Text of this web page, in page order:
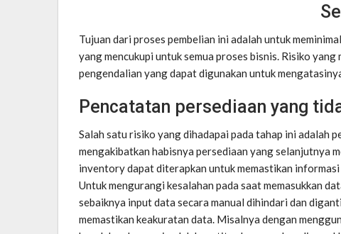
Tujuan dari proses pembelian ini adalah untuk
yang mencukupi untuk semua proses bisnis. Risiko
pengendalian yang dapat digunakan untuk
Pencatatan persediaan yang
Salah satu risiko yang dihadapai pada tahap ini adalah
mengakibatkan habisnya persediaan yang selanjutnya
inventory dapat diterapkan untuk memastikan
Untuk mengurangi kesalahan pada saat memasukkan
sebaiknya input data secara manual dihindari dan
memastikan keakuratan data. Misalnya dengan